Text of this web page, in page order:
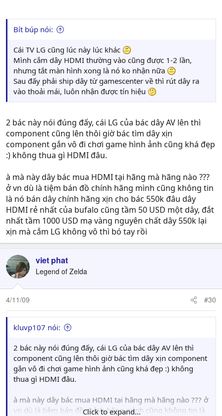
Bít búp nói:
Cái TV LG cũng lúc này lúc khác
Mình cắm dây HDMI thường vào cũng được 1-2 lần,
nhưng tắt màn hình xong là nó ko nhận nữa
Sau đấy phải ship dây từ gamescenter về thì rút dây ra
vào thoải mái, luôn nhận được tín hiệu
2 bác này nói đúng đấy, cái LG của bác dây AV lên thì
component cũng lên thôi giờ bác tìm dây xịn
component gắn vô đi chơi game hình ảnh cũng khá đẹp
:) không thua gì HDMI đâu.
à mà này dây bác mua HDMI tại hãng mà hãng nào ???
ở vn dù là tiệm bán đồ chính hãng mình cũng không tin
là nó bán dây chính hãng xịn cho bác 550k đâu dây
HDMI rẻ nhất của bufalo cũng tầm 50 USD một dây, đắt
nhất tầm 1000 USD mạ vàng nguyên chất dây 550k lại
xịn mà cắm LG không vô thì bó tay rồi
viet phat
Legend of Zelda
4/11/09 #30
kluvp107 nói:
2 bác này nói đúng đấy, cái LG của bác dây AV lên thì
component cũng lên thôi giờ bác tìm dây xịn component
gắn vô đi chơi game hình ảnh cũng khá đẹp :) không
thua gì HDMI đâu.
à mà này dây bác mua HDMI tại hãng mà hãng nào ??? ở
vn dù là tiệm bán đồ chính hãng mình cũng không tin là
Click to expand...